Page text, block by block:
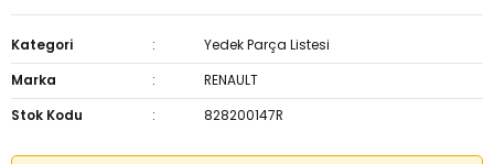
Kategori
Yedek Parça Listesi
Marka
RENAULT
Stok Kodu
828200147R